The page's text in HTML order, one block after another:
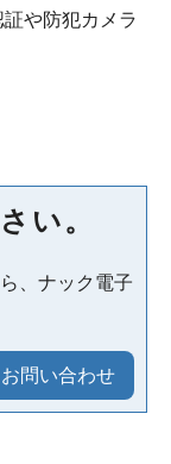
や防犯カメラ
い。
、ナック電子
お問い合わせ